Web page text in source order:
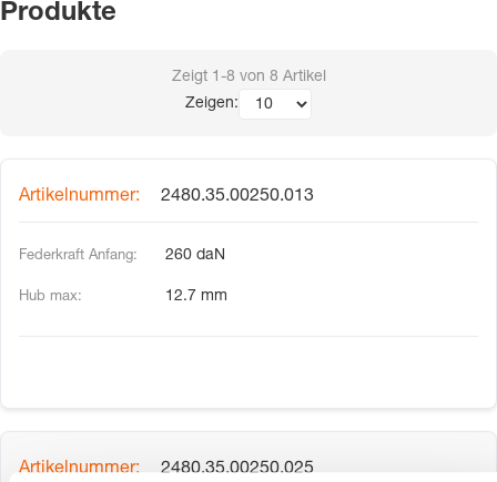
Produkte
Zeigt 1-8 von 8 Artikel
Zeigen:
2480.35.00250.013
260 daN
12.7 mm
2480.35.00250.025